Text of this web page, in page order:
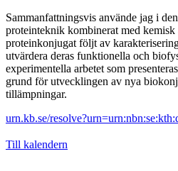
Sammanfattningsvis använde jag i
proteinteknik kombinerat med
proteinkonjugat följt av
utvärdera deras funktionella och
experimentella arbetet som
grund för utvecklingen av nya
tillämpningar.
urn.kb.se/
Till kalendern